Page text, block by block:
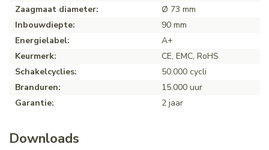
Zaagmaat diameter:
Ø 73 mm
Inbouwdiepte:
90 mm
Energielabel:
A+
Keurmerk:
CE, EMC, RoHS
Schakelcyclies:
50.000 cycli
Branduren:
15.000 uur
Garantie:
2 jaar
Downloads